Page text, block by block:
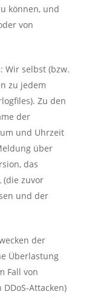
können, und
von
: Wir selbst (bzw.
zu jedem
Zu den
der
und Uhrzeit
über
das
(die zuvor
und der
der
Überlastung
Fall von
Attacken)